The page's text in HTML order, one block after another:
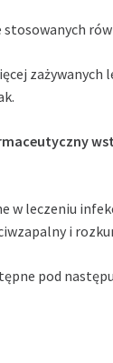
w leczeniu
i
pod